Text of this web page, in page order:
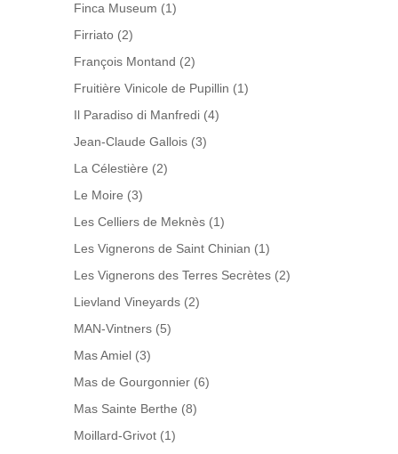
Finca Museum (1)
Firriato (2)
François Montand (2)
Fruitière Vinicole de Pupillin (1)
Il Paradiso di Manfredi (4)
Jean-Claude Gallois (3)
La Célestière (2)
Le Moire (3)
Les Celliers de Meknès (1)
Les Vignerons de Saint Chinian (1)
Les Vignerons des Terres Secrètes (2)
Lievland Vineyards (2)
MAN-Vintners (5)
Mas Amiel (3)
Mas de Gourgonnier (6)
Mas Sainte Berthe (8)
Moillard-Grivot (1)